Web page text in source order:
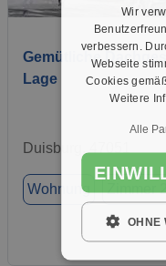
Gemütliche
Lage
Duisburg, 47051
Wohnung Zimmer
Wir
verbessern.
Webseite
Cookies
Weitere
Alle
OHNE